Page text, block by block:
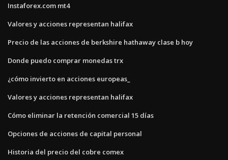
Instaforex.com mt4
Valores y acciones representan halifax
Precio de las acciones de berkshire hathaway clase b hoy
Donde puedo comprar monedas trx
¿cómo invierto en acciones europeas_
Valores y acciones representan halifax
Cómo eliminar la retención comercial 15 días
Opciones de acciones de capital personal
Historia del precio del cobre comex